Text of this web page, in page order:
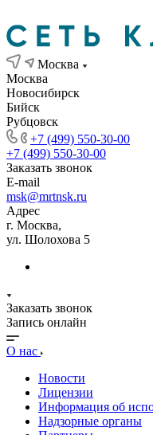
Москва
Москва
Новосибирск
Бийск
Рубцовск
+7 (499) 550-30-00
+7 (499) 550-30-00
Заказать звонок
E-mail
msk@mrtnsk.ru
Адрес
г. Москва,
ул. Шолохова 5
Заказать звонок
Запись онлайн
О нас
Новости
Лицензии
Информация об
Надзорные органы